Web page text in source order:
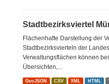
Stadtbezirksviertel
Flächenhafte Darstellung der
Stadtbezirksvierteln der
Verwaltungsflächen können
Übersichten,...
GeoJSON CSV XML HTML